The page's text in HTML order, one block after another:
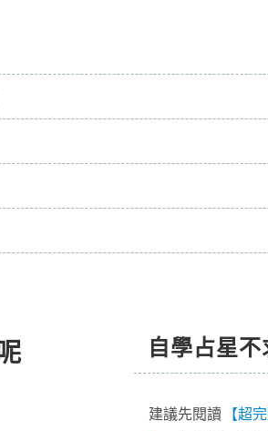
自學占星
建議先閱讀 【超